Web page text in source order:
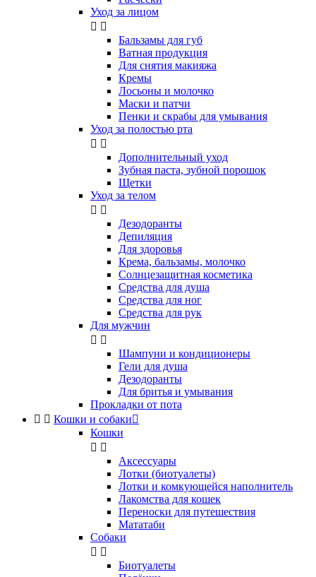
Уход за лицом
 
Бальзамы для губ
Ватная продукция
Для снятия макияжа
Кремы
Лосьоны и молочко
Маски и патчи
Пенки и скрабы для умывания
Уход за полостью рта
 
Дополнительный уход
Зубная паста, зубной порошок
Щетки
Уход за телом
 
Дезодоранты
Депиляция
Для здоровья
Крема, бальзамы, молочко
Солнцезащитная косметика
Средства для душа
Средства для ног
Средства для рук
Для мужчин
 
Шампуни и кондиционеры
Гели для душа
Дезодоранты
Для бритья и умывания
Прокладки от пота
  Кошки и собаки
Кошки
 
Аксессуары
Лотки (биотуалеты)
Лотки и комкующейся наполнитель
Лакомства для кошек
Переноски для путешествия
Мататаби
Собаки
 
Биотуалеты